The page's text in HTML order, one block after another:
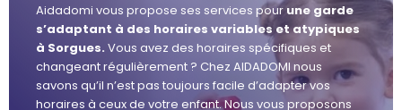
Aidadomi vous propose ses services pour une garde
s’adaptant à des horaires variables et atypiques
à Sorgues. Vous avez des horaires spécifiques et
changeant régulièrement ? Chez AIDADOMI nous
savons qu’il n’est pas toujours facile d’adapter vos
horaires à ceux de votre enfant. Nous vous proposons